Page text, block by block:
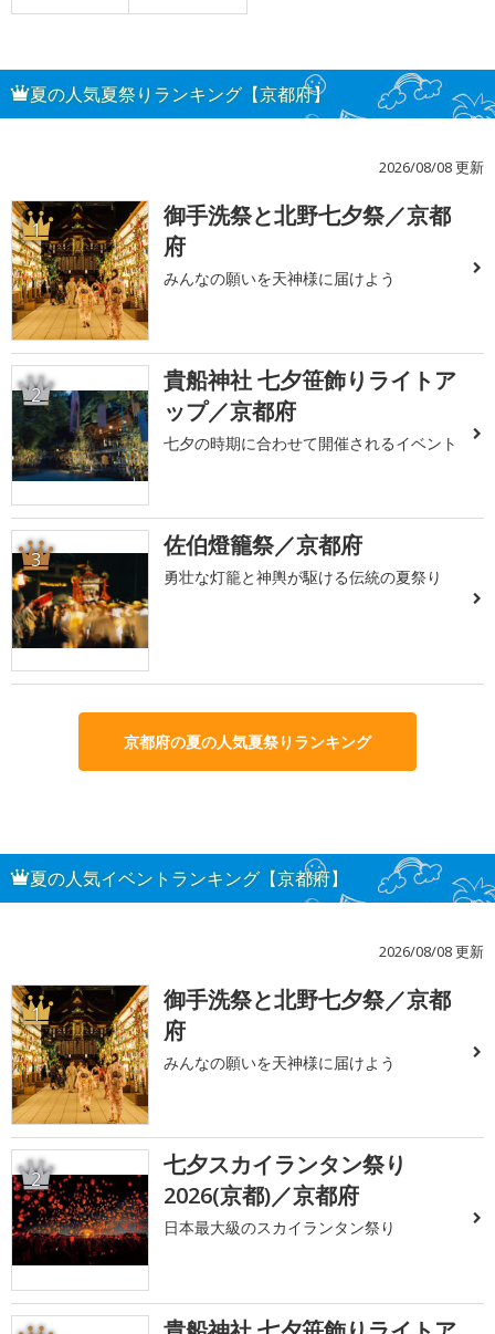
夏の人気夏祭りランキング【京都府】
2026/08/08 更新
1
御手洗祭と北野七夕祭／京都
府
みんなの願いを天神様に届けよう
2
貴船神社 七夕笹飾りライトア
ップ／京都府
七夕の時期に合わせて開催されるイベント
3 佐伯燈籠祭／京都府
勇壮な灯籠と神輿が駆ける伝統の夏祭り
京都府の夏の人気夏祭りランキング
夏の人気イベントランキング【京都府】
2026/08/08 更新
1
御手洗祭と北野七夕祭／京都
府
みんなの願いを天神様に届けよう
2
七夕スカイランタン祭り
2026(京都)／京都府
日本最大級のスカイランタン祭り